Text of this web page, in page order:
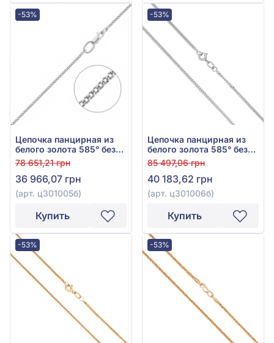
-53%
Цепочка панцирная из
белого золота 585° без
вставки, арт. ц301005б
78 651,21 грн
36 966,07 грн
(арт. ц301005б)
Купить
-53%
Цепочка панцирная из
белого золота 585° без
вставки, арт. ц301006б
85 497,06 грн
40 183,62 грн
(арт. ц301006б)
Купить
-53% -53%